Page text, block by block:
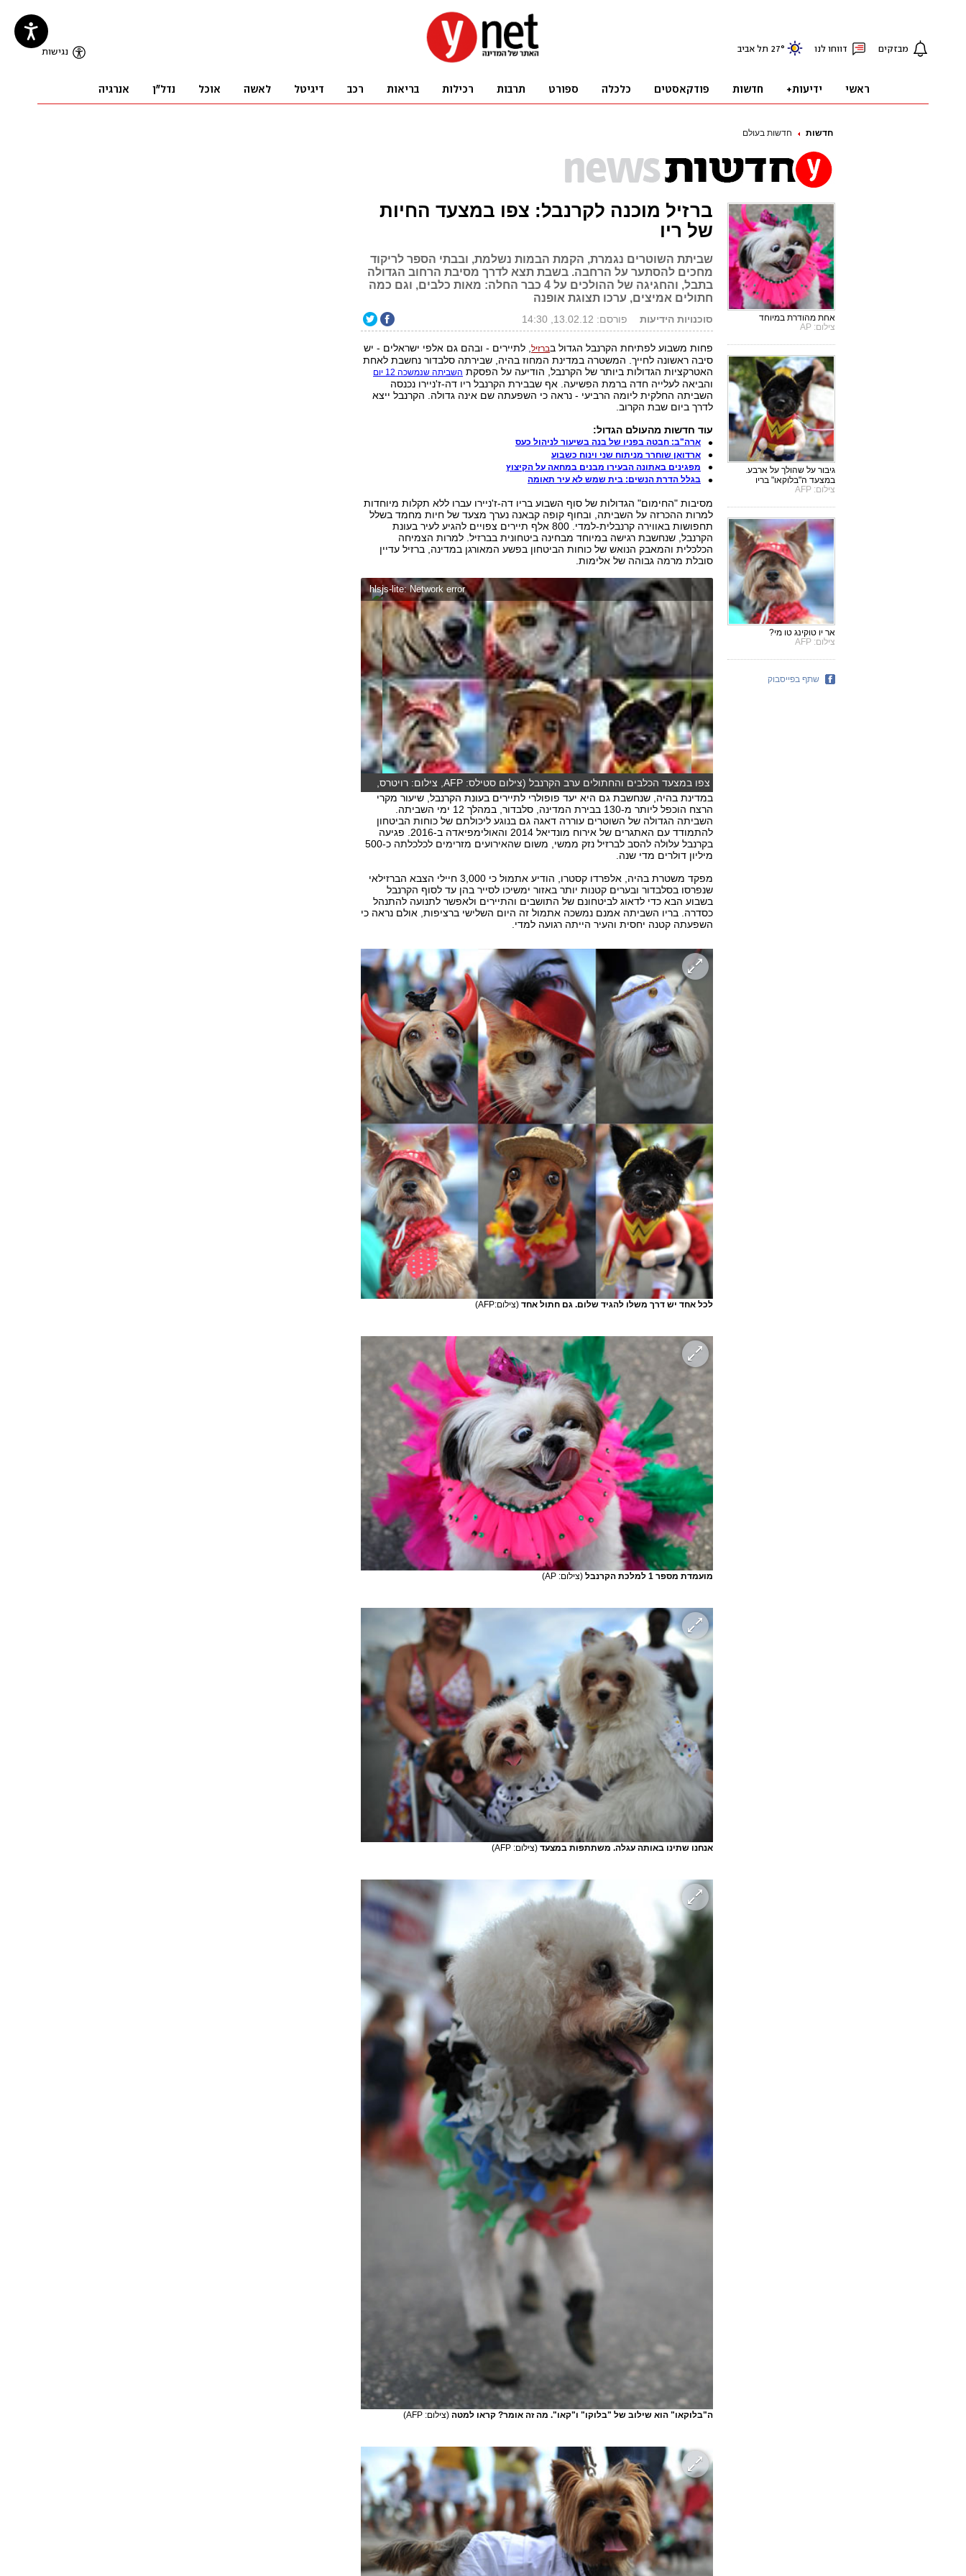
חדשות חדשות בעולם
ברזיל מוכנה לקרנבל: צפו במצעד החיות
של ריו
שביתת השוטרים נגמרת, הקמת הבמות נשלמת, ובבתי הספר לריקוד
מחכים להסתער על הרחבה. בשבת תצא לדרך מסיבת הרחוב הגדולה
בתבל, והחגיגה של ההולכים על 4 כבר החלה: מאות כלבים, וגם כמה
חתולים אמיצים, ערכו תצוגת אופנה
סוכנויות הידיעות פורסם: 13.02.12, 14:30
פחות משבוע לפתיחת הקרנבל הגדול בברזיל, לתיירים - ובהם גם אלפי ישראלים - יש
סיבה ראשונה לחייך. המשטרה במדינת המחוז בהיה, שבירתה סלבדור נחשבת לאחת
האטרקציות הגדולות ביותר של הקרנבל, הודיעה על הפסקת השביתה שנמשכה 12 יום
והביאה לעלייה חדה ברמת הפשיעה. אף שבבירת הקרנבל ריו דה-ז'ניירו נכנסה
השביתה החלקית ליומה הרביעי - נראה כי השפעתה שם אינה גדולה. הקרנבל ייצא
לדרך ביום שבת הקרוב.
עוד חדשות מהעולם הגדול:
ארה"ב: חבטה בפניו של בנה בשיעור לניהול כעס
ארדואן שוחרר מניתוח שני וינוח כשבוע
מפגינים באתונה הבעירו מבנים במחאה על הקיצוץ
בגלל הדרת הנשים: בית שמש לא עיר תאומה
מסיבות "החימום" הגדולות של סוף השבוע בריו דה-ז'ניירו עברו ללא תקלות מיוחדות
למרות ההכרזה על השביתה, ובחוף קופה קבאנה נערך מצעד של חיות מחמד בשלל
תחפושות באווירה קרנבלית-למדי. 800 אלף תיירים צפויים להגיע לעיר בעונת
הקרנבל, שנחשבת רגישה במיוחד מבחינה ביטחונית בברזיל. למרות הצמיחה
הכלכלית והמאבק הנואש של כוחות הביטחון בפשע המאורגן במדינה, ברזיל עדיין
סובלת מרמה גבוהה של אלימות.
hlsjs-lite: Network error
צפו במצעד הכלבים והחתולים ערב הקרנבל (צילום סטילס: AFP, צילום: רויטרס,
עריכה: רונה פפר)
במדינת בהיה, שנחשבת גם היא יעד פופולרי לתיירים בעונת הקרנבל, שיעור מקרי
הרצח הוכפל ליותר מ-130 בבירת המדינה, סלבדור, במהלך 12 ימי השביתה.
השביתה הגדולה של השוטרים עוררה דאגה גם בנוגע ליכולתם של כוחות הביטחון
להתמודד עם האתגרים של אירוח מונדיאל 2014 והאולימפיאדה ב-2016. פגיעה
בקרנבל עלולה להסב לברזיל נזק ממשי, משום שהאירועים מזרימים לכלכלתה כ-500
מיליון דולרים מדי שנה.
מפקד משטרת בהיה, אלפרדו קסטרו, הודיע אתמול כי 3,000 חיילי הצבא הברזילאי
שנפרסו בסלבדור ובערים קטנות יותר באזור ימשיכו לסייר בהן עד לסוף הקרנבל
בשבוע הבא כדי לדאוג לביטחונם של התושבים והתיירים ולאפשר לתנועה להתנהל
כסדרה. בריו השביתה אמנם נמשכה אתמול זה היום השלישי ברציפות, אולם נראה כי
השפעתה קטנה יחסית והעיר הייתה רגועה למדי.
לכל אחד יש דרך משלו להגיד שלום. גם חתול אחד (צילום:AFP)
מועמדת מספר 1 למלכת הקרנבל (צילום: AP)
אנחנו שתינו באותה עגלה. משתתפות במצעד (צילום: AFP)
ה"בלוקאו" הוא שילוב של "בלוקו" ו"קאו". מה זה אומר? קראו למטה (צילום: AFP)
אחת מהודרת במיוחד
צילום: AP
גיבור על שהולך על ארבע.
במצעד ה"בלוקאו" בריו
צילום: AFP
אר יו טוקינג טו מי?
צילום: AFP
שתף בפייסבוק